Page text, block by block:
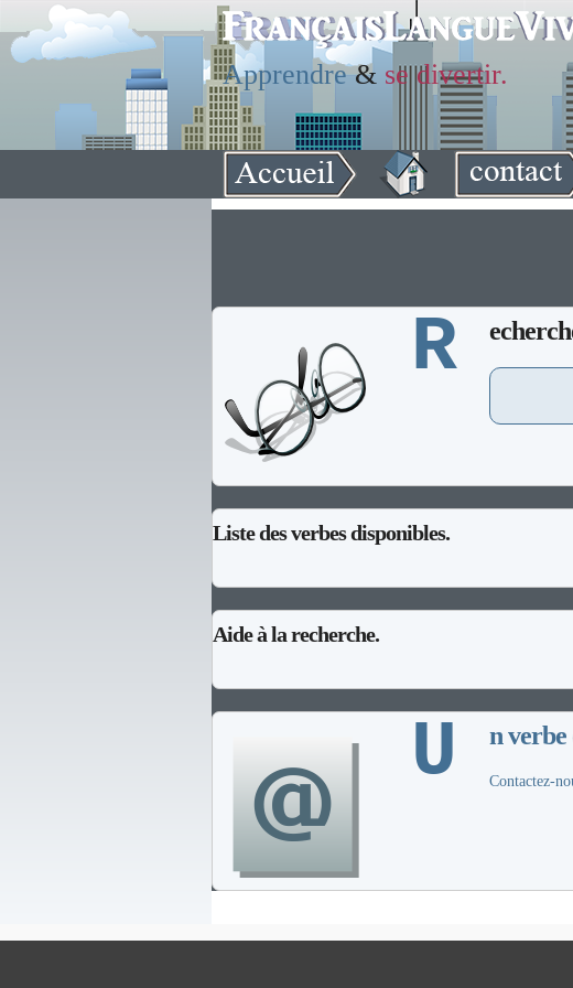
Apprendre& se divertir.
R
Liste des verbes disponibles.
Aide à la recherche.
U n verbe
Contactez-